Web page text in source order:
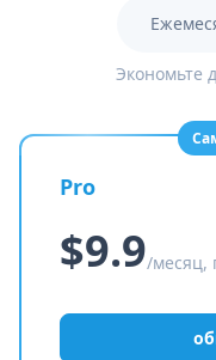
Экономьте
Pro
$9.9/месяц,